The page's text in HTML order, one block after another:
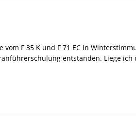
F 35 K und F 71 EC in
entstanden. Liege